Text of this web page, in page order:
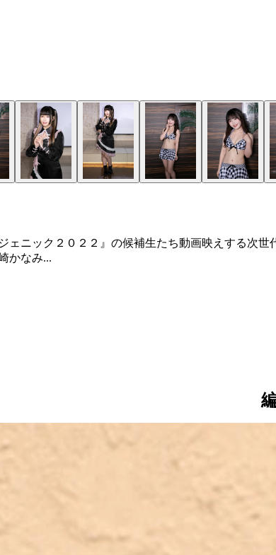
ェニック２０２２』の候補生たち動画映えする次
かなみ...